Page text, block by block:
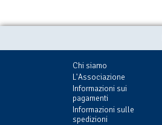
Chi siamo
L'Associazione
Informazioni sui
pagamenti
Informazioni sulle
spedizioni